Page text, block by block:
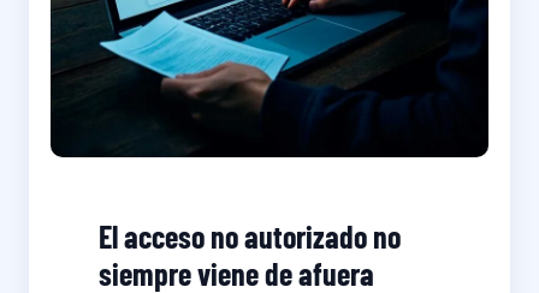
El acceso no autorizado no
siempre viene de afuera